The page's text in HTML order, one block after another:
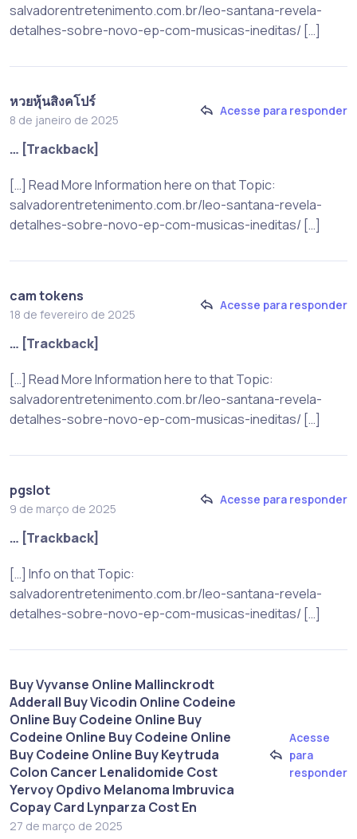
salvadorentretenimento.com.br/leo-santana-revela-
detalhes-sobre-novo-ep-com-musicas-ineditas/ […]
หวยหุ้นสิงคโปร์
8 de janeiro de 2025
Acesse para responder
… [Trackback]
[…] Read More Information here on that Topic:
salvadorentretenimento.com.br/leo-santana-revela-
detalhes-sobre-novo-ep-com-musicas-ineditas/ […]
cam tokens
18 de fevereiro de 2025
Acesse para responder
… [Trackback]
[…] Read More Information here to that Topic:
salvadorentretenimento.com.br/leo-santana-revela-
detalhes-sobre-novo-ep-com-musicas-ineditas/ […]
pgslot
9 de março de 2025
Acesse para responder
… [Trackback]
[…] Info on that Topic:
salvadorentretenimento.com.br/leo-santana-revela-
detalhes-sobre-novo-ep-com-musicas-ineditas/ […]
Buy Vyvanse Online Mallinckrodt
Adderall Buy Vicodin Online Codeine
Online Buy Codeine Online Buy
Codeine Online Buy Codeine Online
Buy Codeine Online Buy Keytruda
Colon Cancer Lenalidomide Cost
Yervoy Opdivo Melanoma Imbruvica
Copay Card Lynparza Cost En
27 de março de 2025
Acesse
para
responder